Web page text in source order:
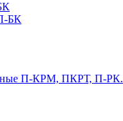
БК
П-КРМ, ПКРТ, П-РК.